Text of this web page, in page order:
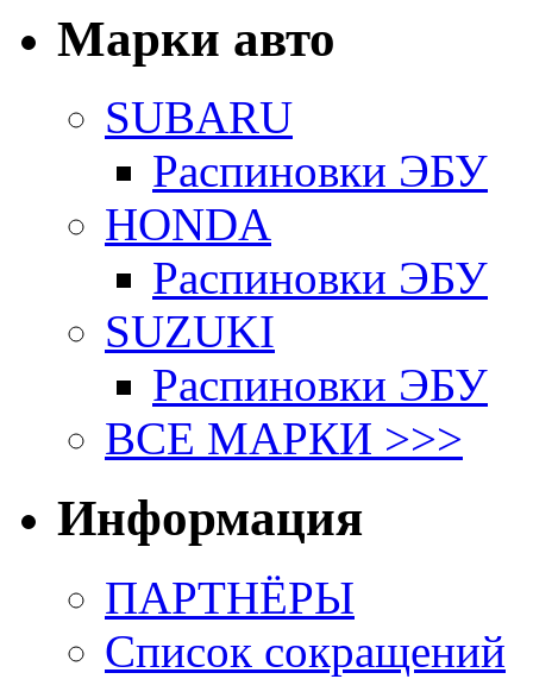
Марки авто
SUBARU
Распиновки ЭБУ
HONDA
Распиновки ЭБУ
SUZUKI
Распиновки ЭБУ
ВСЕ МАРКИ >>>
Информация
ПАРТНЁРЫ
Список сокращений